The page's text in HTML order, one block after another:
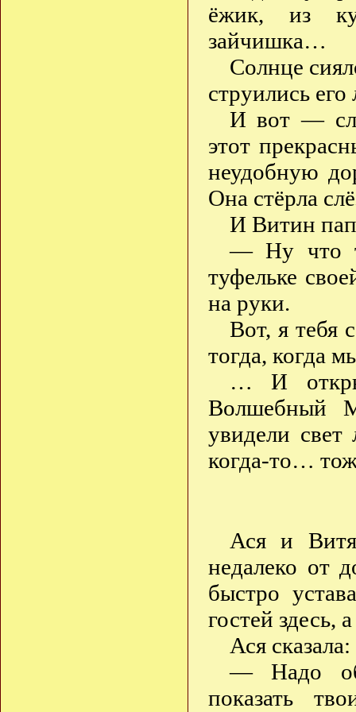
ёжик, из
зайчишка…
Солнце
струились
И вот —
этот
неудобную
Она стёрла
И Витин
— Ну что
туфельке
на руки.
Вот, я тебя
тогда, когда
… И
Волшебный
увидели
когда-то…
Ася и
недалеко от
быстро
гостей здесь,
Ася сказала:
— Надо
показать